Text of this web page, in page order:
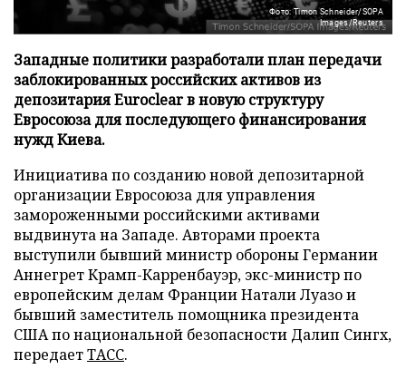
Фото: Timon Schneider/SOPA
Images/Reuters
Западные политики разработали план передачи
заблокированных российских активов из
депозитария Euroclear в новую структуру
Евросоюза для последующего финансирования
нужд Киева.
Инициатива по созданию новой депозитарной
организации Евросоюза для управления
замороженными российскими активами
выдвинута на Западе. Авторами проекта
выступили бывший министр обороны Германии
Аннегрет Крамп-Карренбауэр, экс-министр по
европейским делам Франции Натали Луазо и
бывший заместитель помощника президента
США по национальной безопасности Далип Сингх,
передаетТАСС.